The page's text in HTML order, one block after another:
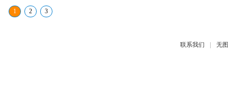
1 2 3
联系我们 | 无